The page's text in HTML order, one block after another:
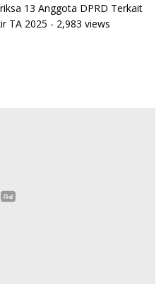
13 Anggota DPRD Terkait
TA 2025 - 2,983 views